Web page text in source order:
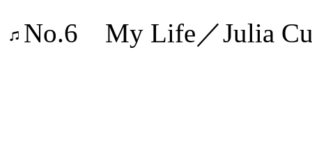
No.6 My Life／Julia